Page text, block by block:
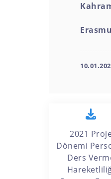
2021 Proje
Dönemi
Ders